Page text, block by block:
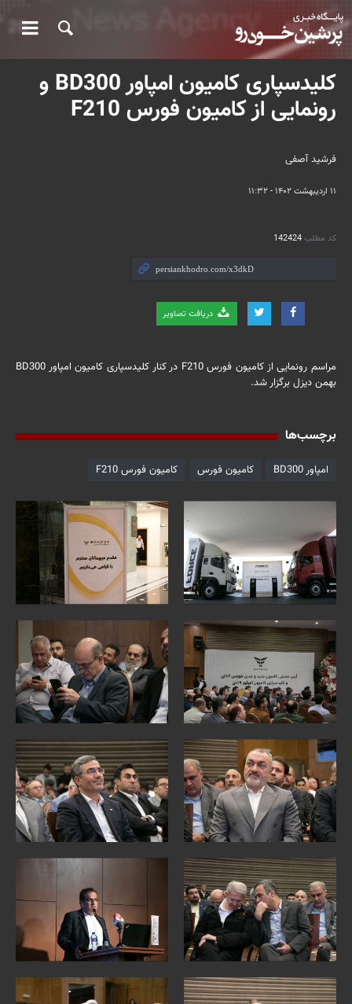
فرشید آصفی
۱۱ اردیبهشت ۱۴۰۲ - ۱۱:۳۲
کد مطلب142424
دریافت تصاویر
کلیدسپاری کامیون امپاور BD300 و
رونمایی از کامیون فورس F210
مراسم رونمایی از کامیون فورس F210 در کنار کلیدسپاری کامیون امپاور BD300
بهمن دیزل برگزار شد.
برچسب‌ها
امپاور BD300 کامیون فورس کامیون فورس F210